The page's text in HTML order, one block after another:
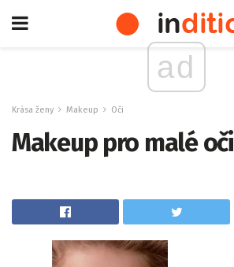
ad
Krása ženy Makeup Oči
Makeup pro malé oči